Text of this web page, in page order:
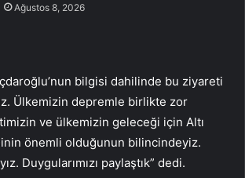
Ağustos 8, 2026
bilgisi dahilinde bu ziyareti
Ülkemizin depremle birlikte zor
ve ülkemizin geleceği için Altı
önemli olduğunun bilincindeyiz.
Duygularımızı paylaştık” dedi.